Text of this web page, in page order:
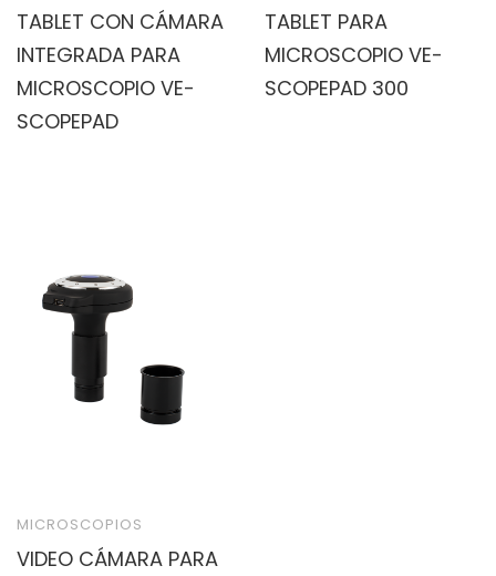
TABLET CON CÁMARA
INTEGRADA PARA
MICROSCOPIO VE-
SCOPEPAD
TABLET PARA
MICROSCOPIO VE-
SCOPEPAD 300
MICROSCOPIOS
VIDEO CÁMARA PARA